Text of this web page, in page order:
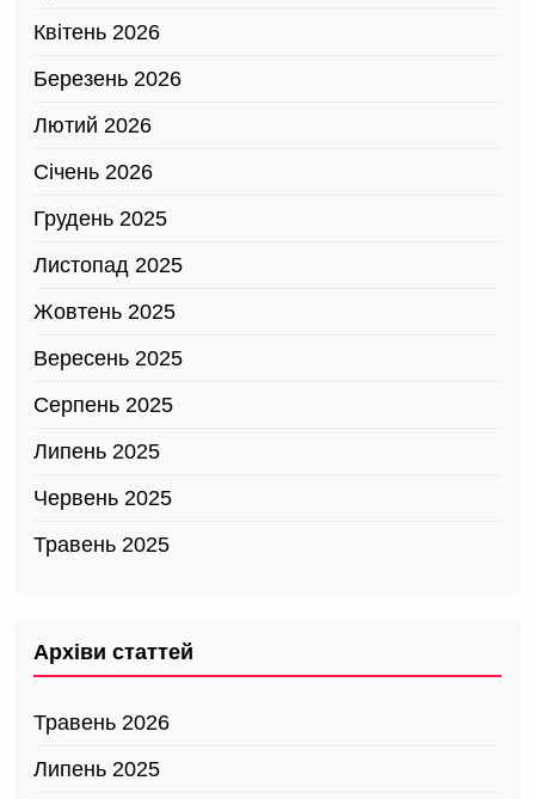
Квітень 2026
Березень 2026
Лютий 2026
Січень 2026
Грудень 2025
Листопад 2025
Жовтень 2025
Вересень 2025
Серпень 2025
Липень 2025
Червень 2025
Травень 2025
Архіви статтей
Травень 2026
Липень 2025